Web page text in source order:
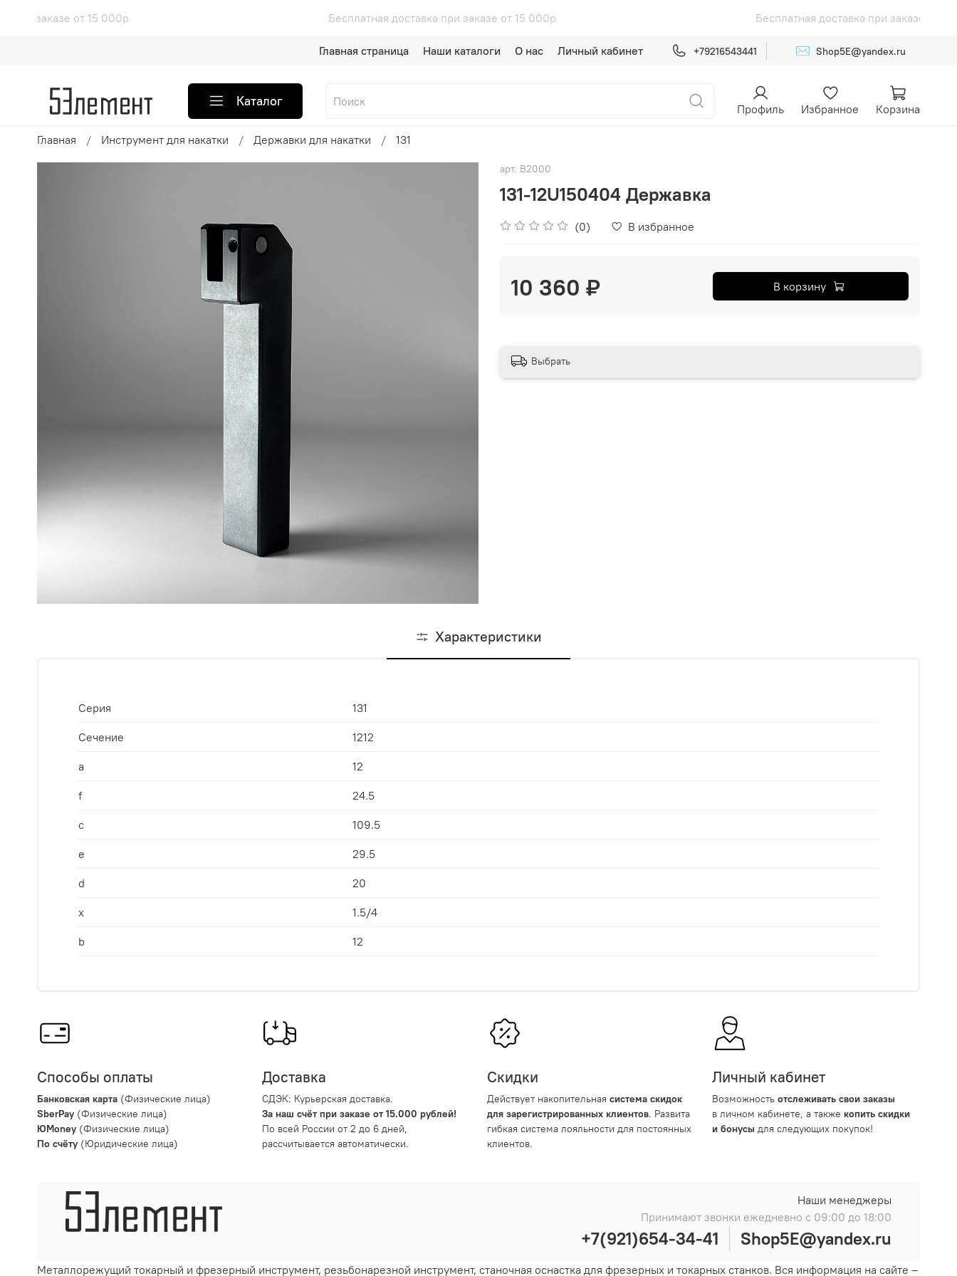
доставка при заказе от 15 000р Бесплатная доставка при заказе от 15 000р Бесплатная
Главная страница Наши каталоги О нас Личный кабинет +79216543441 ✉️ Shop5E@yandex.ru
Каталог Профиль Избранное Корзина
Главная Инструмент для накатки Державки для накатки 131
арт. B2000
131-12U150404 Державка
(0) В избранное
10 360 ₽ В корзину
Выбрать
Характеристики
Серия 131
Сечение 1212
a 12
f 24.5
c 109.5
e 29.5
d 20
x 1.5/4
b 12
Способы оплаты
Банковская карта (Физические лица)
SberPay (Физические лица)
ЮMoney (Физические лица)
По счёту (Юридические лица)
Доставка
СДЭК: Курьерская доставка.
За наш счёт при заказе от 15.000 рублей!
По всей России от 2 до 6 дней,
рассчитывается автоматически.
Скидки
Действует накопительная система скидок
для зарегистрированных клиентов. Развита
гибкая система лояльности для постоянных
клиентов.
Личный кабинет
Возможность отслеживать свои заказы
в личном кабинете, а также копить скидки
и бонусы для следующих покупок!
Наши менеджеры
Принимают звонки ежедневно с 09:00 до 18:00
+7(921)654-34-41 Shop5E@yandex.ru
Металлорежущий токарный и фрезерный инструмент, резьбонарезной инструмент, станочная оснастка для фрезерных и токарных станков. Вся информация на сайте –